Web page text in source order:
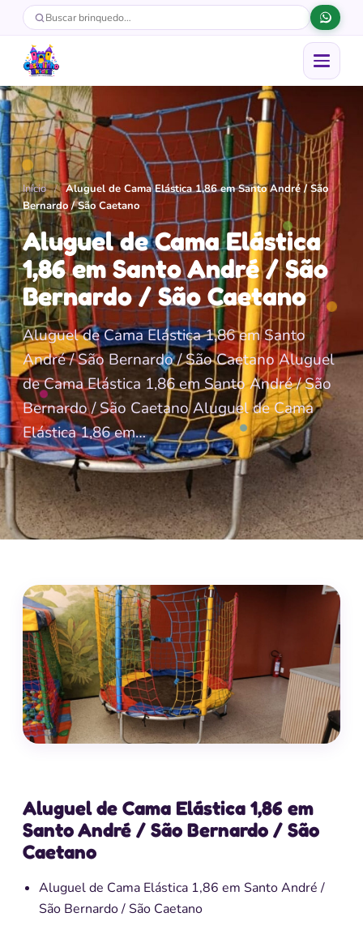
Buscar brinquedo
Buscar
Abrir
Início / Aluguel de Cama Elástica 1,86 em Santo André / São
Bernardo / São Caetano
Aluguel de Cama Elástica
1,86 em Santo André / São
Bernardo / São Caetano
Aluguel de Cama Elástica 1,86 em Santo
André / São Bernardo / São Caetano Aluguel
de Cama Elástica 1,86 em Santo André / São
Bernardo / São Caetano Aluguel de Cama
Elástica 1,86 em…
Aluguel de Cama Elástica 1,86 em
Santo André / São Bernardo / São
Caetano
Aluguel de Cama Elástica 1,86 em Santo André /
São Bernardo / São Caetano